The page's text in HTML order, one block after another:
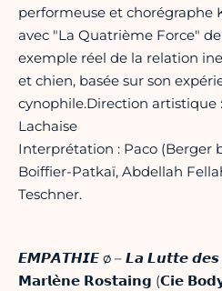
performeuse et chorégraphe
avec "La Quatrième Force"
exemple réel de la relation
et chien, basée sur son
cynophile.Direction artistique
Lachaise
Interprétation : Paco (Berger
Boiffier-Patkaï, Abdellah
Teschner.
𝙀𝙈𝙋𝘼𝙏𝙃𝙄𝙀 ø – 𝙇𝙖 𝙇𝙪𝙩𝙩𝙚
𝗠𝗮𝗿𝗹𝗲̀𝗻𝗲 𝗥𝗼𝘀𝘁𝗮𝗶𝗻𝗴 (𝗖𝗶𝗲